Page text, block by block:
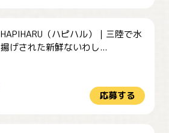
HAPIHARU（ハピハル）｜三陸で水
揚げされた新鮮ないわし...
応募する